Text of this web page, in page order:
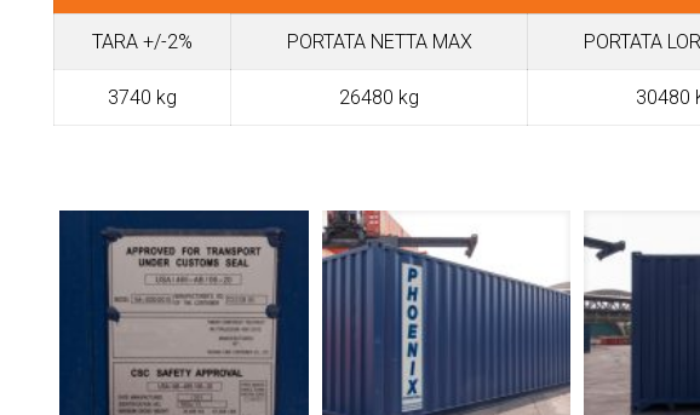
TARA +/-2% PORTATA NETTA MAX PORTATA
3740 kg 26480 kg 30480